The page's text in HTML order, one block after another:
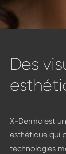
Des
X-Derma est
esthétique qui
technologies